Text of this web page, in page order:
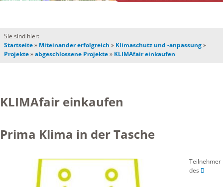
Sie sind hier:
Startseite» Miteinander erfolgreich » Klimaschutz und -anpassung»
Projekte»abgeschlossene Projekte» KLIMAfair einkaufen
KLIMAfair einkaufen
Prima Klima in der Tasche
Teilnehmer
des